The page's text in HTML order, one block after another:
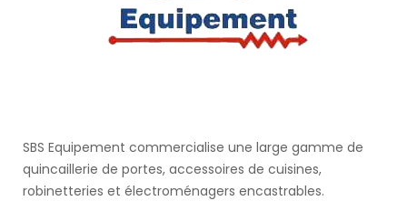
SBS Equipement commercialise une large gamme de
quincaillerie de portes, accessoires de cuisines,
robinetteries et électroménagers encastrables.